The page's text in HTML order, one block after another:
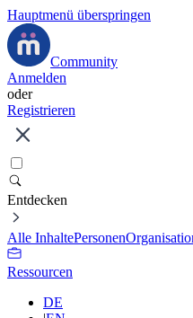
Hauptmenü überspringen
Community
Anmelden
oder
Registrieren
Entdecken
Alle InhaltePersonen
Ressourcen
DE